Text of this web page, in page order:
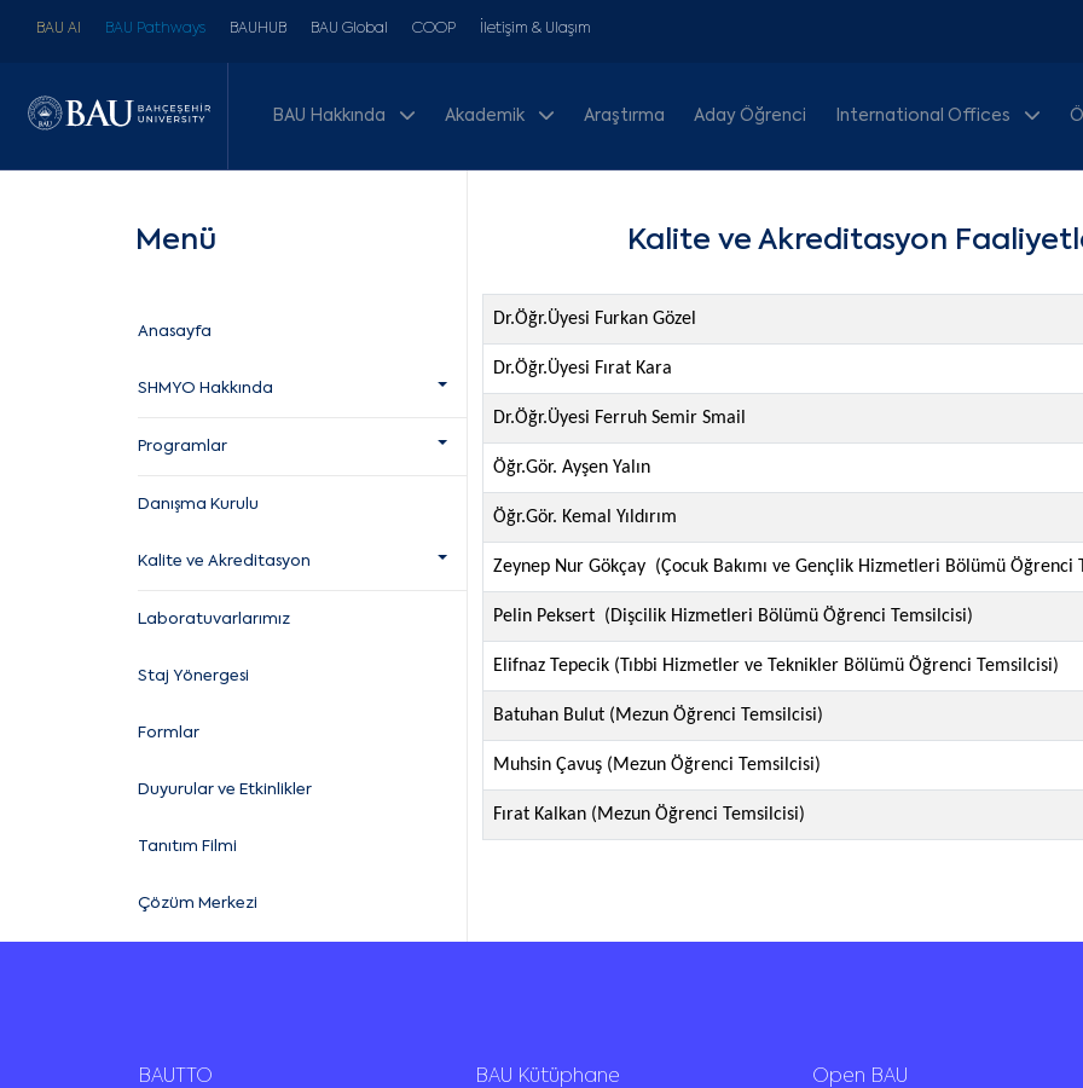
BAU AI BAU Pathways BAUHUB BAU Global COOP İletişim & Ulaşım
BAU Hakkında Akademik Araştırma Aday Öğrenci International Offices
Menü
Anasayfa
SHMYO Hakkında
Programlar
Danışma Kurulu
Kalite ve Akreditasyon
Laboratuvarlarımız
Staj Yönergesi
Formlar
Duyurular ve Etkinlikler
Tanıtım Filmi
Çözüm Merkezi
Kalite ve Akreditasyon
Dr.Öğr.Üyesi Furkan Gözel
Dr.Öğr.Üyesi Fırat Kara
Dr.Öğr.Üyesi Ferruh Semir Smail
Öğr.Gör. Ayşen Yalın
Öğr.Gör. Kemal Yıldırım
Zeynep Nur Gökçay (Çocuk Bakımı ve Gençlik Hizmetleri Bölümü Öğrenci
Pelin Peksert (Dişcilik Hizmetleri Bölümü Öğrenci Temsilcisi)
Elifnaz Tepecik (Tıbbi Hizmetler ve Teknikler Bölümü Öğrenci Temsilcisi)
Batuhan Bulut (Mezun Öğrenci Temsilcisi)
Muhsin Çavuş (Mezun Öğrenci Temsilcisi)
Fırat Kalkan (Mezun Öğrenci Temsilcisi)
BAUTTO BAU Kütüphane Open BAU